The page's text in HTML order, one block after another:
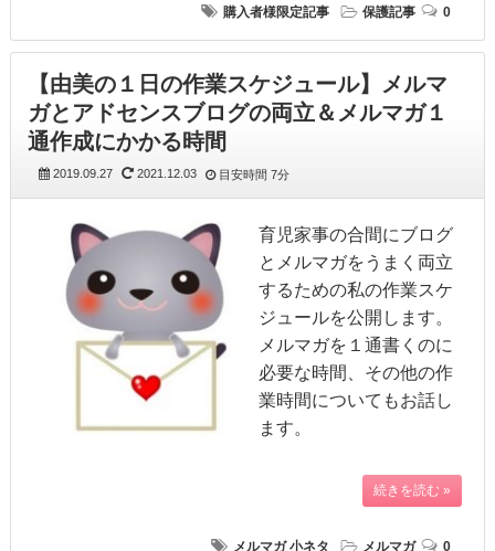
購入者様限定記事 保護記事 0
【由美の１日の作業スケジュール】メルマ
ガとアドセンスブログの両立＆メルマガ１
通作成にかかる時間
2019.09.27 2021.12.03 目安時間 7分
育児家事の合間にブログ
とメルマガをうまく両立
するための私の作業スケ
ジュールを公開します。
メルマガを１通書くのに
必要な時間、その他の作
業時間についてもお話し
ます。
続きを読む »
メルマガ 小ネタ メルマガ 0